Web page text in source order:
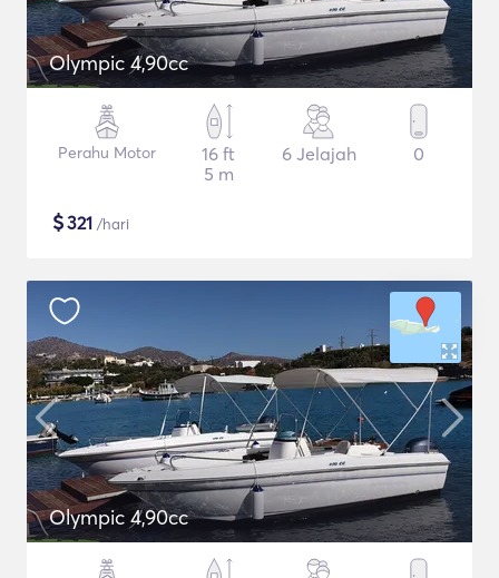
Olympic 4,90cc
Perahu Motor
16 ft
5 m
6 Jelajah 0
$321 /hari
Olympic 4,90cc